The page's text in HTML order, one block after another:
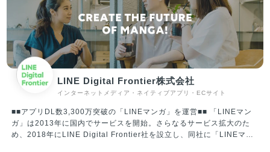
LINE Digital Frontier株式会社
インターネットメディア・ネイティブアプリ・ECサイト
■■アプリDL数3,300万突破の「LINEマンガ」を運営■■ 「LINEマン
ガ」は2013年に国内でサービスを開始。さらなるサービス拡大のた
め、2018年にLINE Digital Frontier社を設立し、同社に「LINEマン